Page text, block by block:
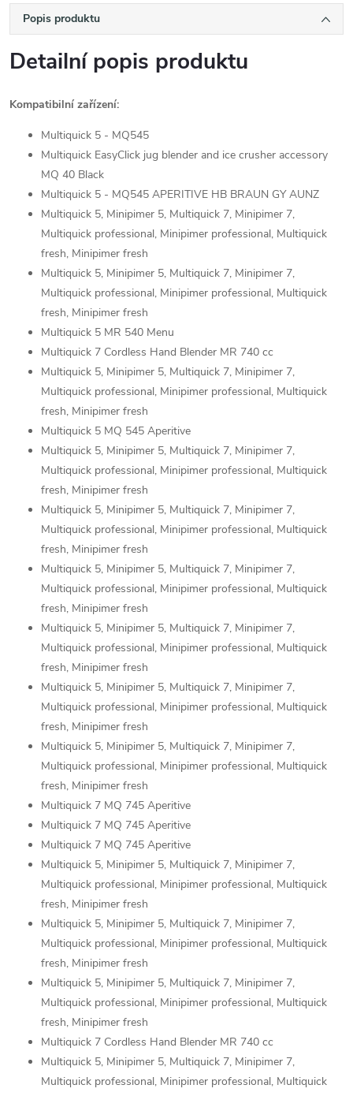
Popis produktu
Detailní popis produktu
Kompatibilní zařízení:
Multiquick 5 - MQ545
Multiquick EasyClick jug blender and ice crusher accessory
MQ 40 Black
Multiquick 5 - MQ545 APERITIVE HB BRAUN GY AUNZ
Multiquick 5, Minipimer 5, Multiquick 7, Minipimer 7,
Multiquick professional, Minipimer professional, Multiquick
fresh, Minipimer fresh
Multiquick 5, Minipimer 5, Multiquick 7, Minipimer 7,
Multiquick professional, Minipimer professional, Multiquick
fresh, Minipimer fresh
Multiquick 5 MR 540 Menu
Multiquick 7 Cordless Hand Blender MR 740 cc
Multiquick 5, Minipimer 5, Multiquick 7, Minipimer 7,
Multiquick professional, Minipimer professional, Multiquick
fresh, Minipimer fresh
Multiquick 5 MQ 545 Aperitive
Multiquick 5, Minipimer 5, Multiquick 7, Minipimer 7,
Multiquick professional, Minipimer professional, Multiquick
fresh, Minipimer fresh
Multiquick 5, Minipimer 5, Multiquick 7, Minipimer 7,
Multiquick professional, Minipimer professional, Multiquick
fresh, Minipimer fresh
Multiquick 5, Minipimer 5, Multiquick 7, Minipimer 7,
Multiquick professional, Minipimer professional, Multiquick
fresh, Minipimer fresh
Multiquick 5, Minipimer 5, Multiquick 7, Minipimer 7,
Multiquick professional, Minipimer professional, Multiquick
fresh, Minipimer fresh
Multiquick 5, Minipimer 5, Multiquick 7, Minipimer 7,
Multiquick professional, Minipimer professional, Multiquick
fresh, Minipimer fresh
Multiquick 5, Minipimer 5, Multiquick 7, Minipimer 7,
Multiquick professional, Minipimer professional, Multiquick
fresh, Minipimer fresh
Multiquick 7 MQ 745 Aperitive
Multiquick 7 MQ 745 Aperitive
Multiquick 7 MQ 745 Aperitive
Multiquick 5, Minipimer 5, Multiquick 7, Minipimer 7,
Multiquick professional, Minipimer professional, Multiquick
fresh, Minipimer fresh
Multiquick 5, Minipimer 5, Multiquick 7, Minipimer 7,
Multiquick professional, Minipimer professional, Multiquick
fresh, Minipimer fresh
Multiquick 5, Minipimer 5, Multiquick 7, Minipimer 7,
Multiquick professional, Minipimer professional, Multiquick
fresh, Minipimer fresh
Multiquick 7 Cordless Hand Blender MR 740 cc
Multiquick 5, Minipimer 5, Multiquick 7, Minipimer 7,
Multiquick professional, Minipimer professional, Multiquick